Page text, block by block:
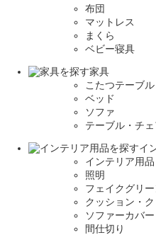
布団
マットレス
まくら
ベビー寝具
家具
こたつテーブル
ベッド
ソファ
テーブル・チェ
イ
インテリア用
照明
フェイクグリー
クッション・
ソファーカバー
間仕切り